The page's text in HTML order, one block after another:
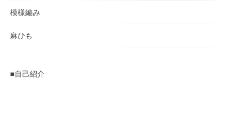
模様編み
麻ひも
■自己紹介